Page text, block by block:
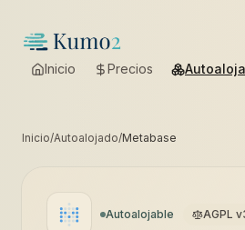
Inicio Precios
Inicio/Autoalojado/Metabase
Autoalojable AGPL